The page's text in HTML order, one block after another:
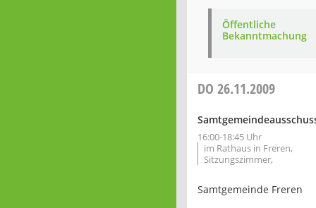
Öffentliche
Bekanntmachung
DO 26.11.2009
16:00-18:45 Uhr
im Rathaus in Freren,
Sitzungszimmer,
Samtgemeinde Freren